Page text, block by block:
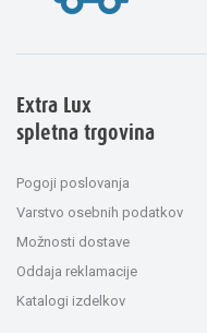
Extra Lux
spletna trgovina
Pogoji poslovanja
Varstvo osebnih podatkov
Možnosti dostave
Oddaja reklamacije
Katalogi izdelkov